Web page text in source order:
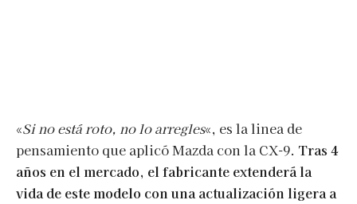
«Si no está roto, no lo arregles«, es la linea de
pensamiento que aplicó Mazda con la CX-9. Tras 4
años en el mercado, el fabricante extenderá la
vida de este modelo con una actualización ligera a